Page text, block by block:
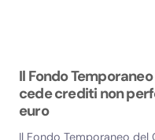
Il Fondo
cede crediti non
euro
Il Fondo Temporaneo